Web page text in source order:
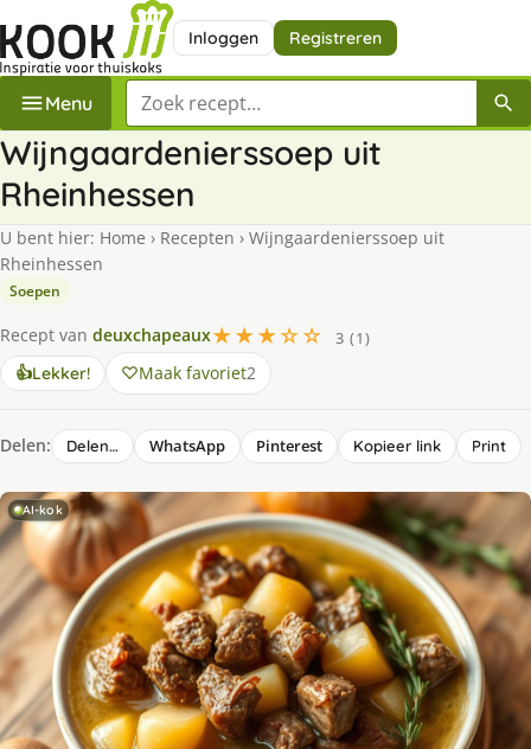
Inloggen Registreren
Menu Zoek een recept
Wijngaardenierssoep uit
Rheinhessen
U bent hier: Home › Recepten › Wijngaardenierssoep uit
Rheinhessen
Soepen
Recept van deuxchapeaux★★★☆☆
3 (1)
👍Lekker! Maak favoriet2
Delen: Delen… WhatsApp Pinterest Kopieer link Print
AI-kok